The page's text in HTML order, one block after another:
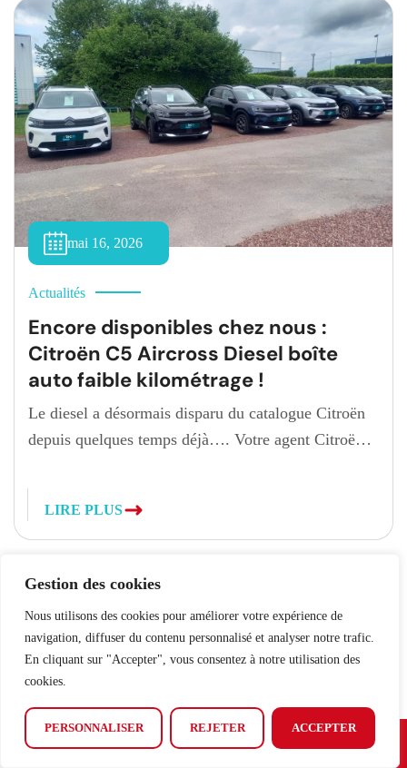
Gestion des cookies
Nous utilisons des cookies pour améliorer votre expérience de
navigation, diffuser du contenu personnalisé et analyser notre trafic.
En cliquant sur "Accepter", vous consentez à notre utilisation des
cookies.
PERSONNALISER REJETER ACCEPTER
promotionnelles actuellement disponibles à l’atelier.
[…]
mai 16, 2026
Actualités
Encore disponibles chez nous :
Citroën C5 Aircross Diesel boîte
auto faible kilométrage !
Le diesel a désormais disparu du catalogue Citroën
depuis quelques temps déjà…. Votre agent Citroën
EAT8, rapidement disponibles. Nos véhicules :
Année 2025
Faible kilométrage (moins de 10 000
malus […]
LIRE PLUS
Cliquez ici pour voir